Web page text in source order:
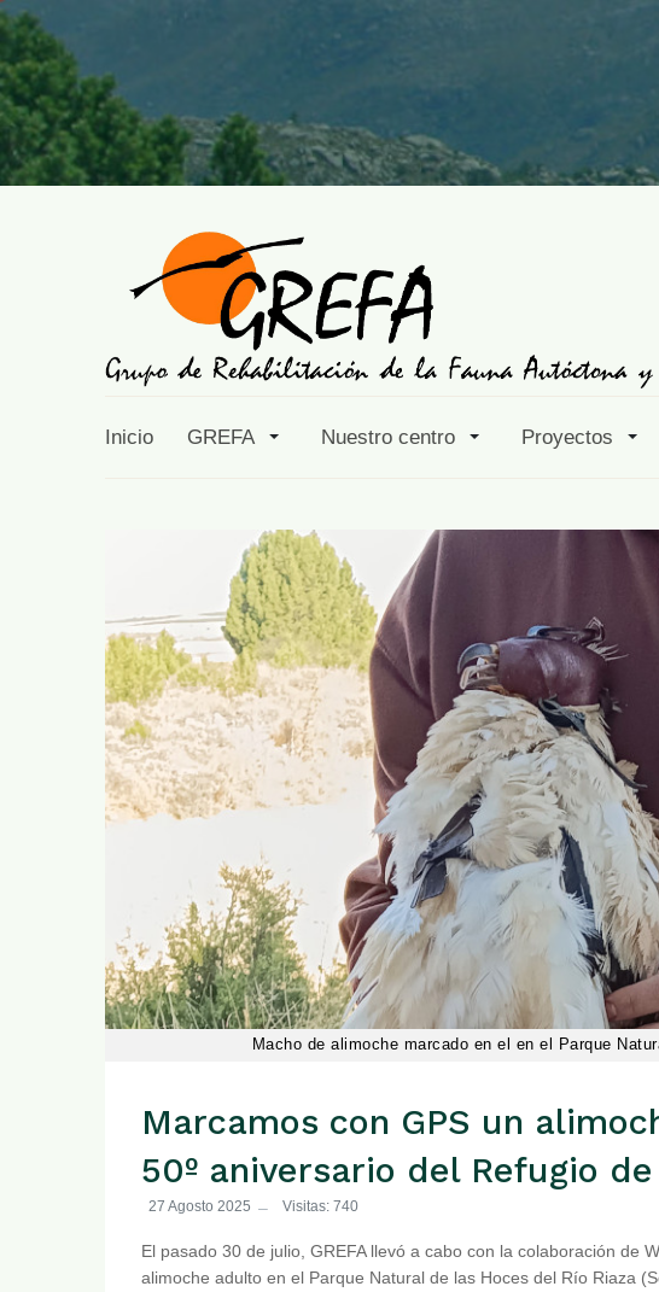
Inicio GREFA Nuestro centro Proyectos
Macho de alimoche marcado en el en el Parque
Marcamos con GPS un
50º aniversario del Refugio
27 Agosto 2025 Visitas: 740
El pasado 30 de julio, GREFA llevó a cabo con la colaboración de
alimoche adulto en el Parque Natural de las Hoces del Río Riaza